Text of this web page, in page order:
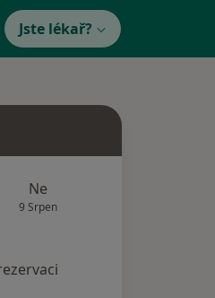
Jste lékař?
Ne
9 Srpen